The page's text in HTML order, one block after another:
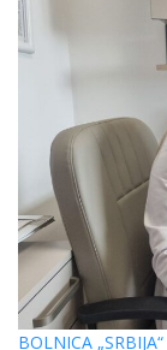
BOLNICA